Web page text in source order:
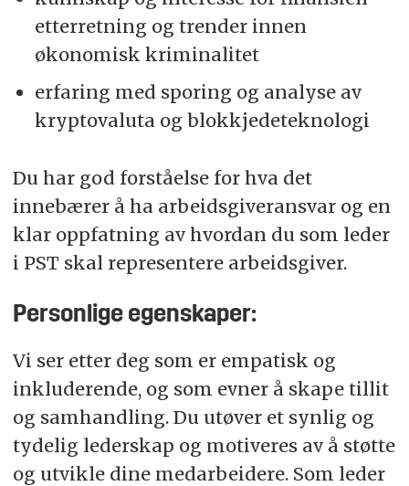
etterretning og trender innen
økonomisk kriminalitet
erfaring med sporing og analyse av
kryptovaluta og blokkjedeteknologi
Du har god forståelse for hva det
innebærer å ha arbeidsgiveransvar og en
klar oppfatning av hvordan du som leder
i PST skal representere arbeidsgiver.
Personlige egenskaper:
Vi ser etter deg som er empatisk og
inkluderende, og som evner å skape tillit
og samhandling. Du utøver et synlig og
tydelig lederskap og motiveres av å støtte
og utvikle dine medarbeidere. Som leder